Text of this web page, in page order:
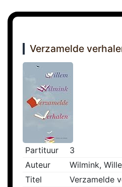
Verzamelde
Partituur
3
Auteur
Wilmink,
Titel
Verzamelde